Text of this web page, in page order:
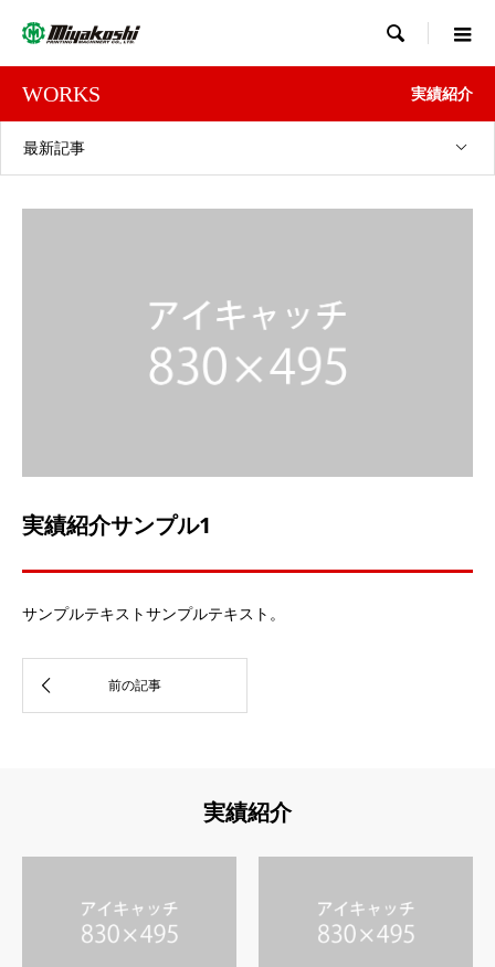

WORKS 実績紹介
最新記事
実績紹介サンプル1
サンプルテキストサンプルテキスト。
実績紹介